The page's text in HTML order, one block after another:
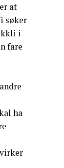
at
søker
i
fare
ha